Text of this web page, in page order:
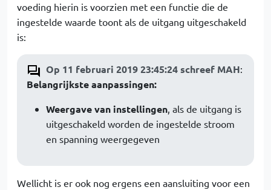
voeding hierin is voorzien met een functie die de
ingestelde waarde toont als de uitgang uitgeschakeld
is:
Op 11 februari 2019 23:45:24 schreef MAH:
Belangrijkste aanpassingen:
Weergave van instellingen, als de uitgang is
uitgeschakeld worden de ingestelde stroom
en spanning weergegeven
Wellicht is er ook nog ergens een aansluiting voor een